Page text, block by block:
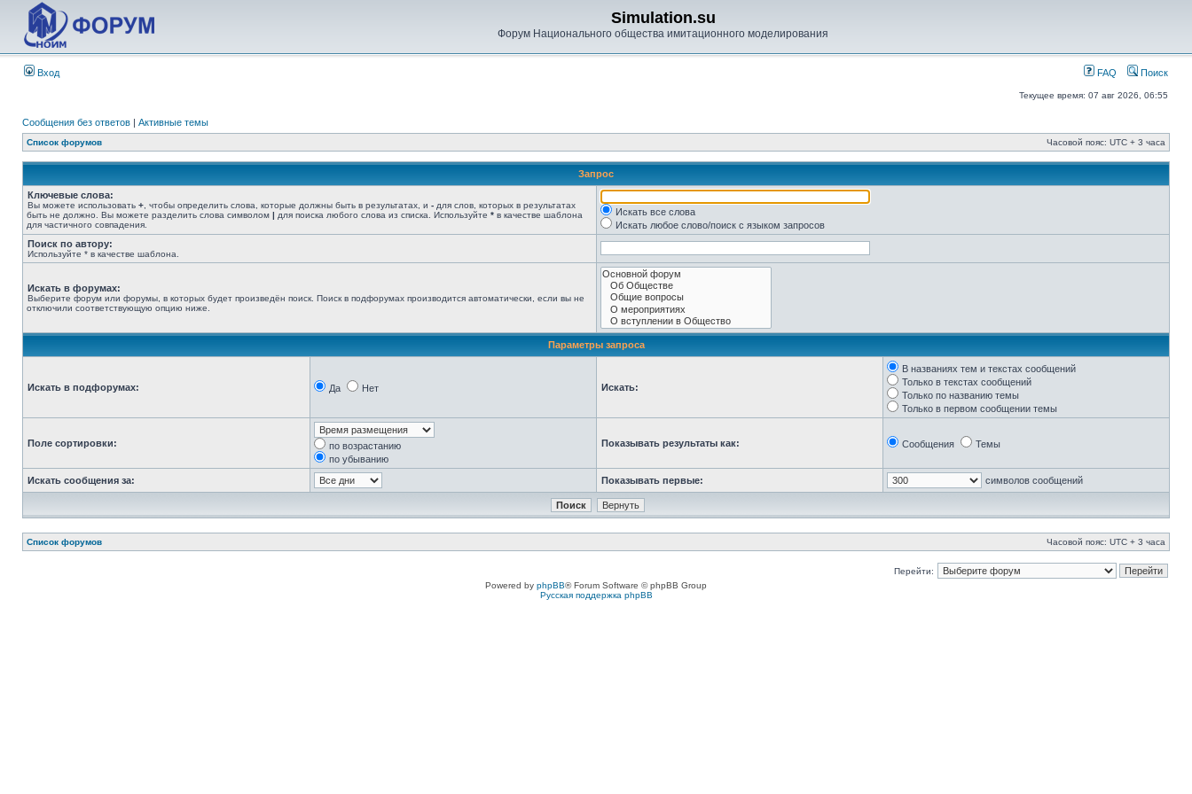
Simulation.su
Форум Национального общества имитационного моделирования
Вход FAQ Поиск
Текущее время: 07 авг 2026, 06:55
Сообщения без ответов | Активные темы
Список форумов Часовой пояс: UTC + 3 часа
Запрос
Ключевые слова:
Вы можете использовать + , чтобы определить слова, которые должны быть в результатах, и - для слов, которых в результатах
быть не должно. Вы можете разделить слова символом | для поиска любого слова из списка. Используйте * в качестве шаблона
для частичного совпадения.
Искать все слова
Искать любое слово/поиск с языком запросов
Поиск по автору:
Используйте * в качестве шаблона.
Искать в форумах:
Выберите форум или форумы, в которых будет произведён поиск. Поиск в подфорумах производится автоматически, если вы не
отключили соответствующую опцию ниже.
Параметры запроса
Искать в подфорумах: Да Нет Искать:
В названиях тем и текстах сообщений
Только в текстах сообщений
Только по названию темы
Только в первом сообщении темы
Поле сортировки:
по возрастанию
по убыванию
Показывать результаты как: Сообщения Темы
Искать сообщения за: Показывать первые: символов сообщений
Список форумов Часовой пояс: UTC + 3 часа
Перейти:
Powered by phpBB® Forum Software © phpBB Group
Русская поддержка phpBB